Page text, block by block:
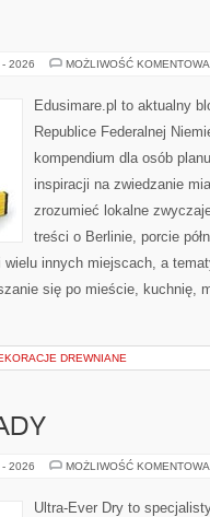
- 2026 MOŻLIWOŚĆ
Edusimare.pl to aktualny
Republice Federalnej
kompendium dla osób
inspiracji na zwiedzanie
zrozumieć lokalne
treści o Berlinie, porcie
wielu innych miejscach, a
się po mieście, kuchnię,
DREWNIANE
- 2026 MOŻLIWOŚĆ
Ultra-Ever Dry to